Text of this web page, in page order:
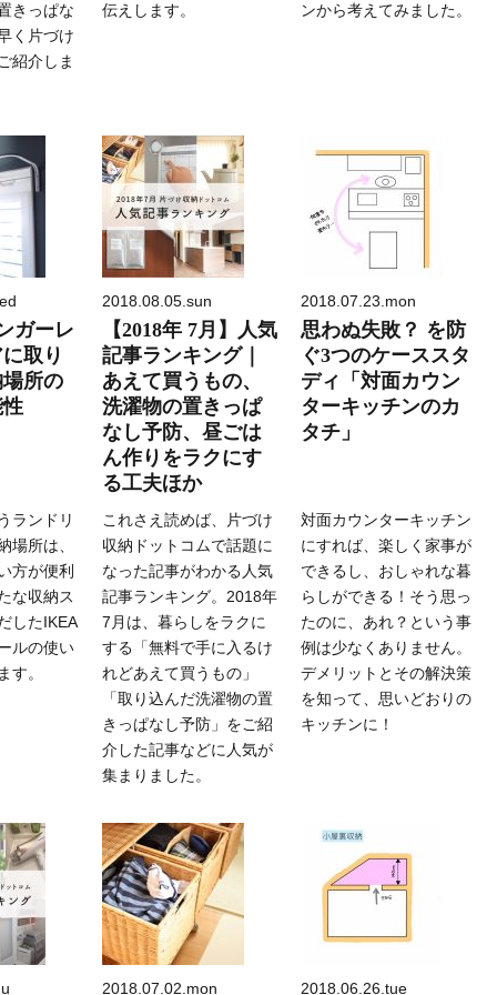
きっぱな
く片づけ
紹介しま
伝えします。 ンから考えてみました。
ガーレ
取り
所の
ランドリ
場所は、
方が便利
な収納ス
したIKEA
ルの使い
す。
2018.08.05.sun
【2018年 7月】人気
記事ランキング｜
あえて買うもの、
洗濯物の置きっぱ
なし予防、昼ごは
ん作りをラクにす
る工夫ほか
これさえ読めば、片づけ
収納ドットコムで話題に
なった記事がわかる人気
記事ランキング。2018年
7月は、暮らしをラクに
する「無料で手に入るけ
れどあえて買うもの」
「取り込んだ洗濯物の置
きっぱなし予防」をご紹
介した記事などに人気が
集まりました。
2018.07.23.mon
思わぬ失敗？ を防
ぐ3つのケーススタ
ディ「対面カウン
ターキッチンのカ
タチ」
対面カウンターキッチン
にすれば、楽しく家事が
できるし、おしゃれな暮
らしができる！そう思っ
たのに、あれ？という事
例は少なくありません。
デメリットとその解決策
を知って、思いどおりの
キッチンに！
2018.07.02.mon 2018.06.26.tue